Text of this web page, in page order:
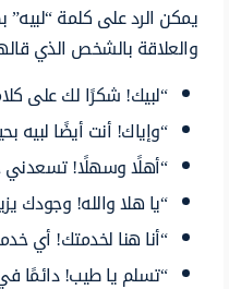
يمكن الرد على كلمة
والعلاقة بالشخص الذي
“لبيك! شكرًا لك على
“وإياك! أنت أيضًا لبيه
“أهلًا وسهلًا!
“يا هلا والله! وجودك
“أنا هنا لخدمتك! أي
“تسلم يا طيب! دائمًا